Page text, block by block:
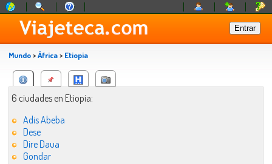
Mundo>África> Etiopia
6 ciudades en Etiopia:
Adis Abeba
Dese
Dire Daua
Gondar